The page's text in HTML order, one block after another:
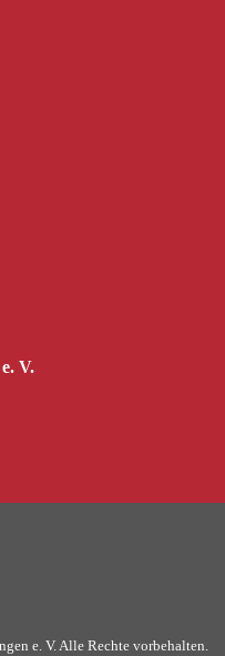
V.
e. V. Alle Rechte vorbehalten.